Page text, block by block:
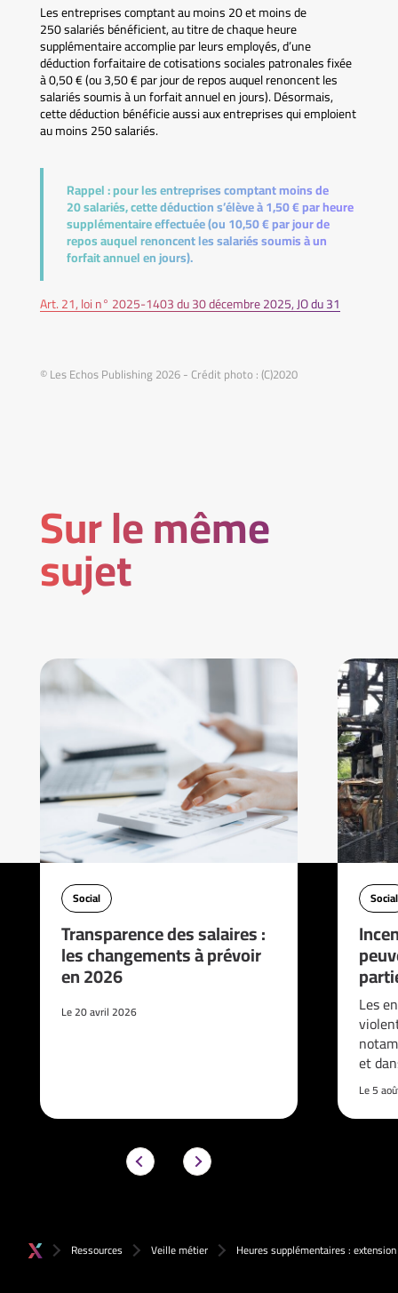
Les entreprises comptant au moins 20 et moins de
250 salariés bénéficient, au titre de chaque heure
supplémentaire accomplie par leurs employés, d’une
déduction forfaitaire de cotisations sociales patronales fixée
à 0,50 € (ou 3,50 € par jour de repos auquel renoncent les
salariés soumis à un forfait annuel en jours). Désormais,
cette déduction bénéficie aussi aux entreprises qui emploient
au moins 250 salariés.
Rappel :pour les entreprises comptant moins de
20 salariés, cette déduction s’élève à 1,50 € par heure
supplémentaire effectuée (ou 10,50 € par jour de
repos auquel renoncent les salariés soumis à un
forfait annuel en jours).
Art. 21, loi n° 2025-1403 du 30 décembre 2025, JO du 31
© Les Echos Publishing 2026 - Crédit photo : (C)2020
Sur le même
sujet
Social
Transparence des salaires :
les changements à prévoir
en 2026
Le 20 avril 2026
Social
Les
et
Le 5
Ressources Veille métier Heures supplémentaires :